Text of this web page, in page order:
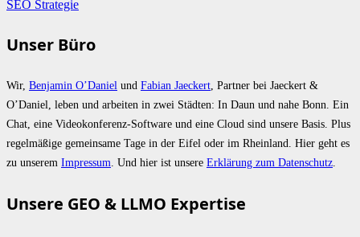
SEO Strategie
Unser Büro
Wir, Benjamin O’Daniel und Fabian Jaeckert , Partner bei Jaeckert &
O’Daniel, leben und arbeiten in zwei Städten: In Daun und nahe Bonn. Ein
Chat, eine Videokonferenz-Software und eine Cloud sind unsere Basis. Plus
regelmäßige gemeinsame Tage in der Eifel oder im Rheinland. Hier geht es
zu unserem Impressum . Und hier ist unsere Erklärung zum Datenschutz
Unsere GEO & LLMO Expertise